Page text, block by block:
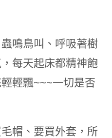
鳴鳥叫、呼吸著樹
每天起床都精神飽
輕飄~~~一切是否
帽、要買外套，所